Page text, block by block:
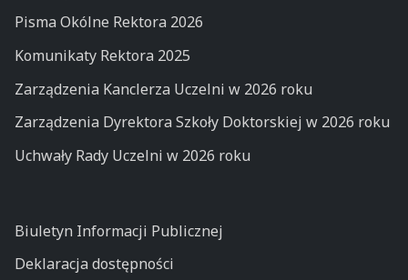
Pisma Okólne Rektora 2026
Komunikaty Rektora 2025
Zarządzenia Kanclerza Uczelni w 2026 roku
Zarządzenia Dyrektora Szkoły Doktorskiej w 2026 roku
Uchwały Rady Uczelni w 2026 roku
Biuletyn Informacji Publicznej
Deklaracja dostępności